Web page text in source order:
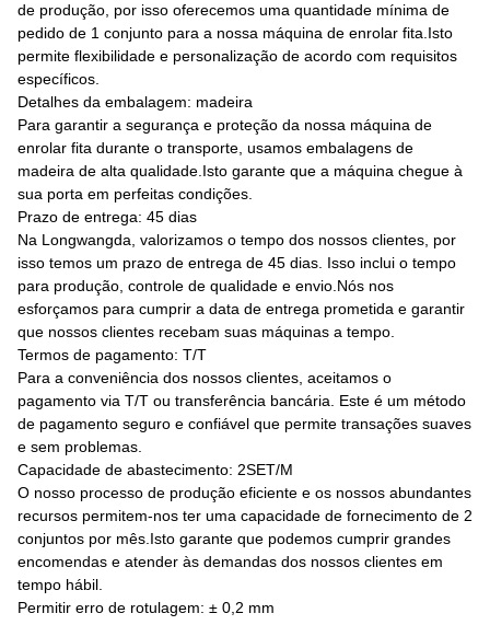
de produção, por isso oferecemos uma quantidade mínima de
pedido de 1 conjunto para a nossa máquina de enrolar fita.Isto
permite flexibilidade e personalização de acordo com requisitos
específicos.
Detalhes da embalagem: madeira
Para garantir a segurança e proteção da nossa máquina de
enrolar fita durante o transporte, usamos embalagens de
madeira de alta qualidade.Isto garante que a máquina chegue à
sua porta em perfeitas condições.
Prazo de entrega: 45 dias
Na Longwangda, valorizamos o tempo dos nossos clientes, por
isso temos um prazo de entrega de 45 dias. Isso inclui o tempo
para produção, controle de qualidade e envio.Nós nos
esforçamos para cumprir a data de entrega prometida e garantir
que nossos clientes recebam suas máquinas a tempo.
Termos de pagamento: T/T
Para a conveniência dos nossos clientes, aceitamos o
pagamento via T/T ou transferência bancária. Este é um método
de pagamento seguro e confiável que permite transações suaves
e sem problemas.
Capacidade de abastecimento: 2SET/M
O nosso processo de produção eficiente e os nossos abundantes
recursos permitem-nos ter uma capacidade de fornecimento de 2
conjuntos por mês.Isto garante que podemos cumprir grandes
encomendas e atender às demandas dos nossos clientes em
tempo hábil.
Permitir erro de rotulagem: ± 0,2 mm